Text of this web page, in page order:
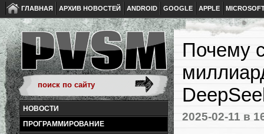
ГЛАВНАЯ АРХИВ НОВОСТЕЙ ANDROID GOOGLE APPLE
НОВОСТИ
ПРОГРАММИРОВАНИЕ
Почему
2025-02-11 в